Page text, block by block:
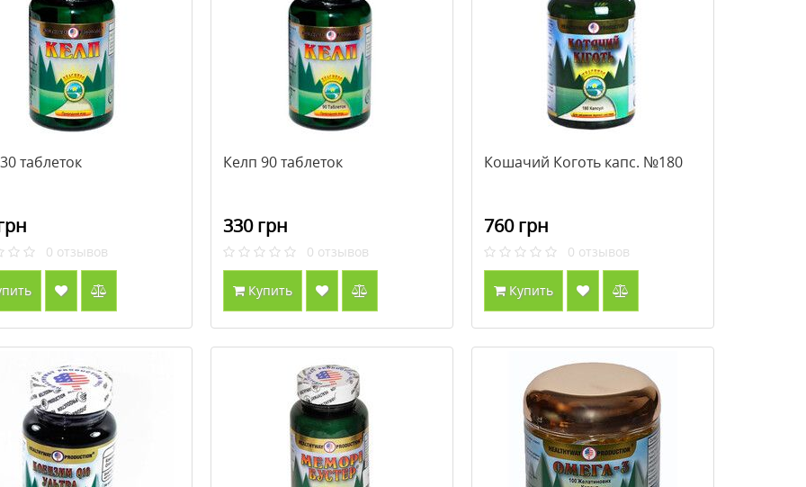
таблеток
0 отзывов
Келп 90 таблеток
330 грн
0 отзывов
Купить
Кошачий Коготь капс. №180
760 грн
0 отзывов
Купить